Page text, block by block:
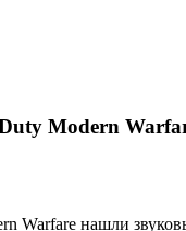
Modern
Warfare нашли